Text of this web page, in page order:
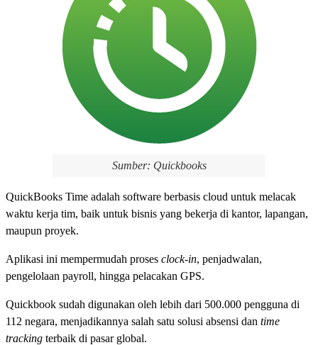
Sumber: Quickbooks
QuickBooks Time adalah software berbasis cloud untuk melacak
waktu kerja tim, baik untuk bisnis yang bekerja di kantor, lapangan,
maupun proyek.
Aplikasi ini mempermudah proses clock-in, penjadwalan,
pengelolaan payroll, hingga pelacakan GPS.
Quickbook sudah digunakan oleh lebih dari 500.000 pengguna di
112 negara, menjadikannya salah satu solusi absensi dan time
tracking terbaik di pasar global.